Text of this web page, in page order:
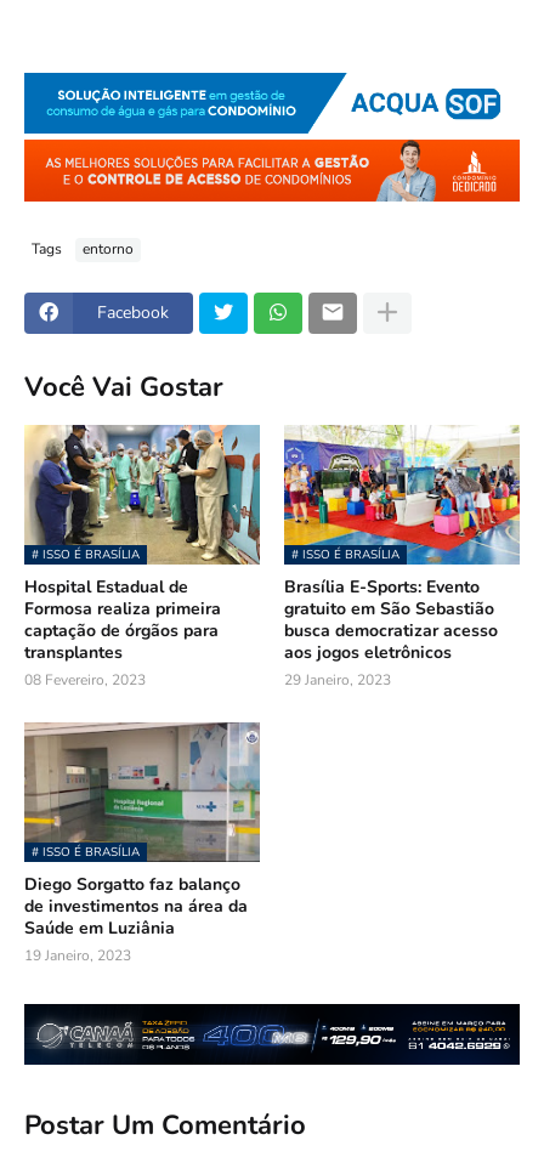
Tags entorno
Facebook
Você Vai Gostar
# ISSO É BRASÍLIA
Hospital Estadual de
Formosa realiza primeira
captação de órgãos para
transplantes
08 Fevereiro, 2023
# ISSO É BRASÍLIA
Brasília E-Sports: Evento
gratuito em São Sebastião
busca democratizar acesso
aos jogos eletrônicos
29 Janeiro, 2023
# ISSO É BRASÍLIA
Diego Sorgatto faz balanço
de investimentos na área da
Saúde em Luziânia
19 Janeiro, 2023
Postar Um Comentário